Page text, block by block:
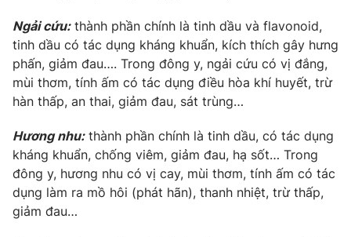
Photo Infographic
Video Shorts video
VTV Money VTV Thể thao
VTV Sức khoẻ Bất động sản
Thị trường 24h
Ngải cứu:thành phần chính là tinh dầu và flavonoid,
tinh dầu có tác dụng kháng khuẩn, kích thích gây hưng
phấn, giảm đau…. Trong đông y, ngải cứu có vị đắng,
mùi thơm, tính ấm có tác dụng điều hòa khí huyết, trừ
hàn thấp, an thai, giảm đau, sát trùng…
Hương nhu:thành phần chính là tinh dầu, có tác dụng
kháng khuẩn, chống viêm, giảm đau, hạ sốt… Trong
đông y, hương nhu có vị cay, mùi thơm, tính ấm có tác
dụng làm ra mồ hôi (phát hãn), thanh nhiệt, trừ thấp,
giảm đau…